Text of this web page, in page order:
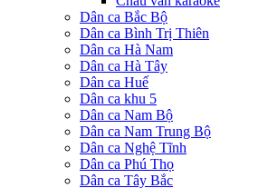
Dân ca Bắc Bộ
Dân ca Bình Trị Thiên
Dân ca Hà Nam
Dân ca Hà Tây
Dân ca Huế
Dân ca khu 5
Dân ca Nam Bộ
Dân ca Nam Trung Bộ
Dân ca Nghệ Tĩnh
Dân ca Phú Thọ
Dân ca Tây Bắc